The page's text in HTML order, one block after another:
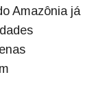
Amazônia já